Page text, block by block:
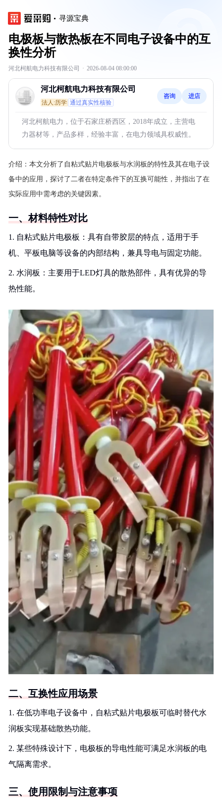
寻源宝典
电极板与散热板在不同电子设备中的互
换性分析
河北柯航电力科技有限公司 · 2026-08-04 08:00:00
河北柯航电力科技有限公司
法人:历学 通过真实性核验
咨询 进店
河北柯航电力，位于石家庄桥西区，2018年成立，主营电
力器材等，产品多样，经验丰富，在电力领域具权威性。
介绍： 本文分析了自粘式贴片电极板与水润板的特性及其在电子设
备中的应用，探讨了二者在特定条件下的互换可能性，并指出了在
实际应用中需考虑的关键因素。
一、材料特性对比
1. 自粘式贴片电极板：具有自带胶层的特点，适用于手
机、平板电脑等设备的内部结构，兼具导电与固定功能。
2. 水润板：主要用于LED灯具的散热部件，具有优异的导
热性能。
二、互换性应用场景
1. 在低功率电子设备中，自粘式贴片电极板可临时替代水
润板实现基础散热功能。
2. 某些特殊设计下，电极板的导电性能可满足水润板的电
气隔离需求。
三、使用限制与注意事项